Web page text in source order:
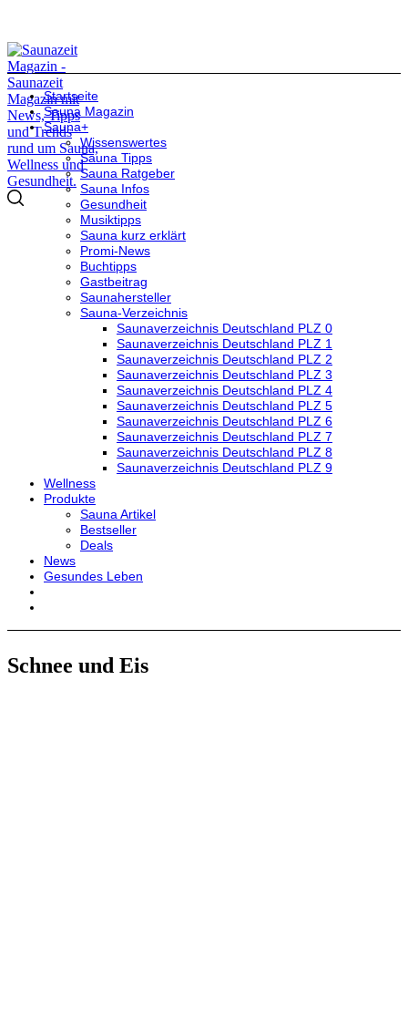
Startseite
Sauna Magazin
Sauna+
Wissenswertes
Sauna Tipps
Sauna Ratgeber
Sauna Infos
Gesundheit
Musiktipps
Sauna kurz erklärt
Promi-News
Buchtipps
Gastbeitrag
Saunahersteller
Sauna-Verzeichnis
Saunaverzeichnis Deutschland PLZ 0
Saunaverzeichnis Deutschland PLZ 1
Saunaverzeichnis Deutschland PLZ 2
Saunaverzeichnis Deutschland PLZ 3
Saunaverzeichnis Deutschland PLZ 4
Saunaverzeichnis Deutschland PLZ 5
Saunaverzeichnis Deutschland PLZ 6
Saunaverzeichnis Deutschland PLZ 7
Saunaverzeichnis Deutschland PLZ 8
Saunaverzeichnis Deutschland PLZ 9
Wellness
Produkte
Sauna Artikel
Bestseller
Deals
News
Gesundes Leben
Schnee und Eis